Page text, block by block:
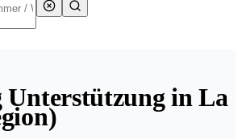
Unterstützung in La